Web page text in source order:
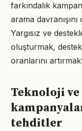
farkındalık
arama
Yargısız ve
oluşturmak,
oranlarını
Teknoloji
tehditler